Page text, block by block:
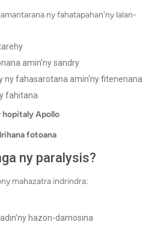
ny fahatapahan'ny lalan-
amin'ny sandry
ny fahasarotana amin'ny fitenenana
fahitana
hopitaly Apollo
fotoana
ny paralysis?
mahazatra indrindra:
hazon-damosina